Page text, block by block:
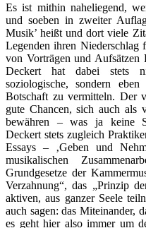
Es ist mithin naheliegend,
und soeben in zweiter
Musik’ heißt und dort viele
Legenden ihren Niederschlag
von Vorträgen und Aufsätzen
Deckert hat dabei stets
soziologische, sondern
Botschaft zu vermitteln. Der
gute Chancen, sich auch als
bewähren – was ja keine
Deckert stets zugleich
Essays – ‚Geben und
musikalischen
Grundgesetze der
Verzahnung“, das „Prinzip
aktiven, aus ganzer Seele
auch sagen: das Miteinander,
es geht hier also immer um